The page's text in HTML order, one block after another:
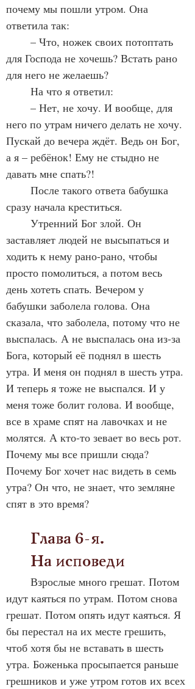
почему мы пошли утром. Она
ответила так:
для Господа не хочешь? Встать рано
для него не желаешь?
	На что я ответил:
него по утрам ничего делать не хочу.
Пускай до вечера ждёт. Ведь он Бог,
а я – ребёнок! Ему не стыдно не
давать мне спать?!
сразу начала креститься.
заставляет людей не высыпаться и
ходить к нему рано-рано, чтобы
просто помолиться, а потом весь
день хотеть спать. Вечером у
бабушки заболела голова. Она
сказала, что заболела, потому что не
выспалась. А не выспалась она из-за
Бога, который её поднял в шесть
утра. И меня он поднял в шесть утра.
И теперь я тоже не выспался. И у
меня тоже болит голова. И вообще,
все в храме спят на лавочках и не
молятся. А кто-то зевает во весь рот.
Почему мы все пришли сюда?
Почему Бог хочет нас видеть в семь
утра? Он что, не знает, что земляне
спят в это время?
	Глава 6-я.
	На исповеди
идут каяться по утрам. Потом снова
грешат. Потом опять идут каяться. Я
бы перестал на их месте грешить,
чтоб хотя бы не вставать в шесть
утра. Боженька просыпается раньше
грешников и уже утром готов их всех